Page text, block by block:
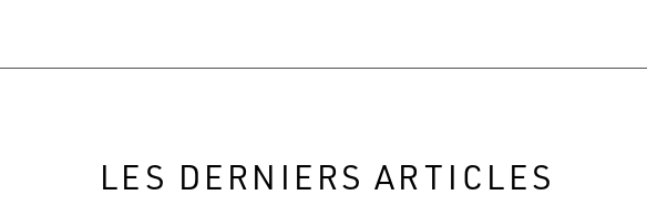
LES DERNIERS ARTICLES